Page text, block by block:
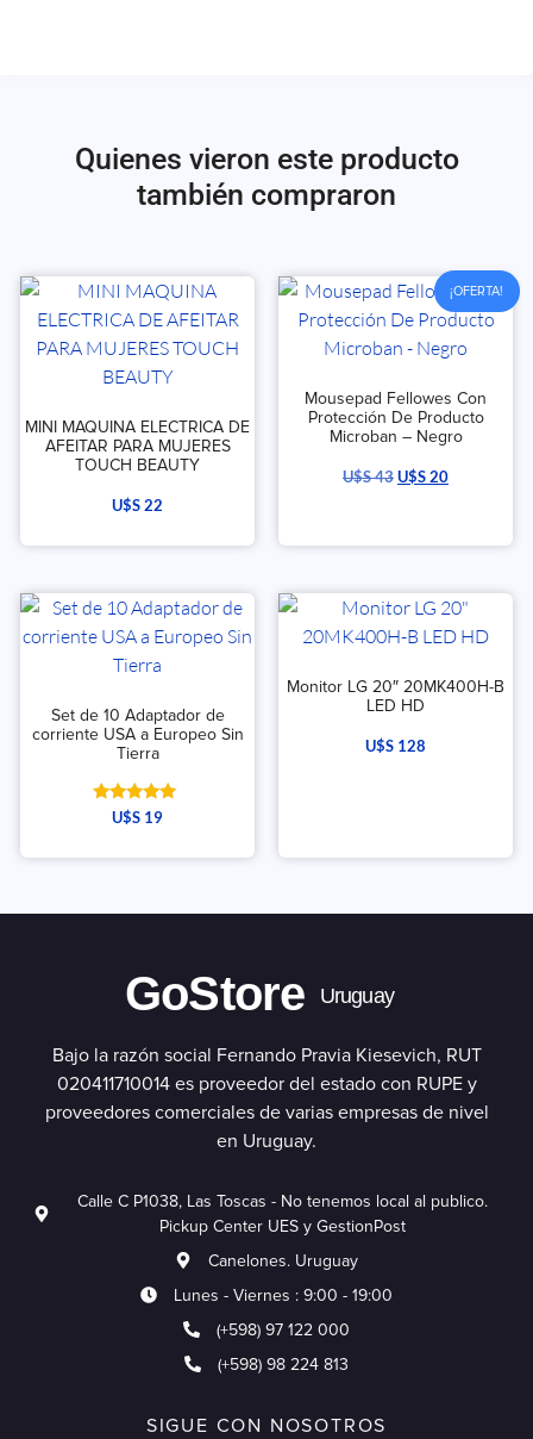
Quienes vieron este producto
también compraron
MINI MAQUINA ELECTRICA DE
AFEITAR PARA MUJERES
TOUCH BEAUTY
U$S22
¡OFERTA!
Mousepad Fellowes Con
Protección De Producto
Microban – Negro
U$S43U$S20
Set de 10 Adaptador de
corriente USA a Europeo Sin
Tierra
Valorado
con
de 5
U$S 19
Monitor LG 20″ 20MK400H-B
LED HD
U$S 128
GoStore Uruguay
Bajo la razón social Fernando Pravia Kiesevich, RUT
020411710014 es proveedor del estado con RUPE y
proveedores comerciales de varias empresas de nivel
en Uruguay.
Calle C P1038, Las Toscas - No tenemos local al publico.
Pickup Center UES y GestionPost
Canelones. Uruguay
Lunes - Viernes : 9:00 - 19:00
(+598) 97 122 000
(+598) 98 224 813
SIGUE CON NOSOTROS